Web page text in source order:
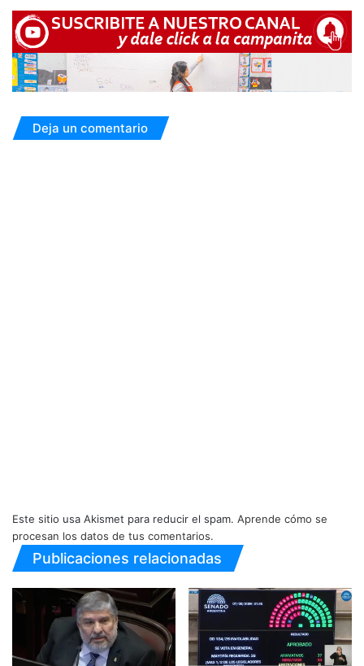
Deja un comentario
Este sitio usa Akismet para reducir el spam. Aprende cómo se
procesan los datos de tus comentarios.
Publicaciones relacionadas